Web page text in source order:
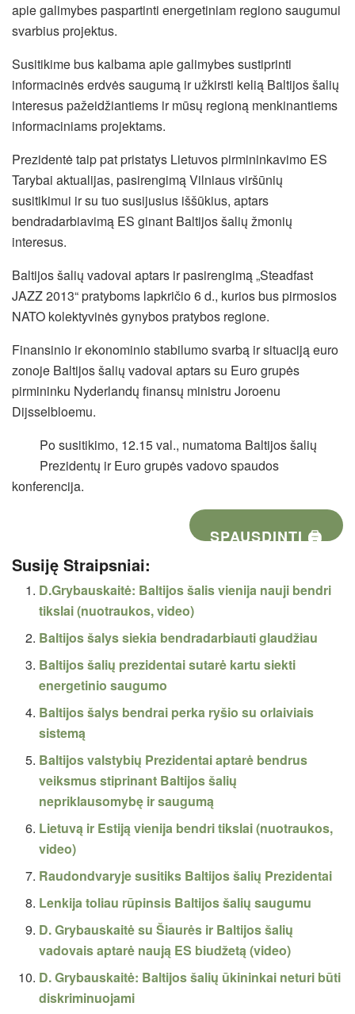
apie galimybes paspartinti energetiniam regiono saugumui
svarbius projektus.
Susitikime bus kalbama apie galimybes sustiprinti
informacinės erdvės saugumą ir užkirsti kelią Baltijos šalių
interesus pažeidžiantiems ir mūsų regioną menkinantiems
informaciniams projektams.
Prezidentė taip pat pristatys Lietuvos pirmininkavimo ES
Tarybai aktualijas, pasirengimą Vilniaus viršūnių
susitikimui ir su tuo susijusius iššūkius, aptars
bendradarbiavimą ES ginant Baltijos šalių žmonių
interesus.
Baltijos šalių vadovai aptars ir pasirengimą „Steadfast
JAZZ 2013“ pratyboms lapkričio 6 d., kurios bus pirmosios
NATO kolektyvinės gynybos pratybos regione.
Finansinio ir ekonominio stabilumo svarbą ir situaciją euro
zonoje Baltijos šalių vadovai aptars su Euro grupės
pirmininku Nyderlandų finansų ministru Joroenu
Dijsselbloemu.
Po susitikimo, 12.15 val., numatoma Baltijos šalių
Prezidentų ir Euro grupės vadovo spaudos
konferencija.
SPAUSDINTI 🖨
Susiję Straipsniai:
D.Grybauskaitė: Baltijos šalis vienija nauji bendri
tikslai (nuotraukos, video)
Baltijos šalys siekia bendradarbiauti glaudžiau
Baltijos šalių prezidentai sutarė kartu siekti
energetinio saugumo
Baltijos šalys bendrai perka ryšio su orlaiviais
sistemą
Baltijos valstybių Prezidentai aptarė bendrus
veiksmus stiprinant Baltijos šalių
nepriklausomybę ir saugumą
Lietuvą ir Estiją vienija bendri tikslai (nuotraukos,
video)
Raudondvaryje susitiks Baltijos šalių Prezidentai
Lenkija toliau rūpinsis Baltijos šalių saugumu
D. Grybauskaitė su Šiaurės ir Baltijos šalių
vadovais aptarė naują ES biudžetą (video)
D. Grybauskaitė: Baltijos šalių ūkininkai neturi būti
diskriminuojami